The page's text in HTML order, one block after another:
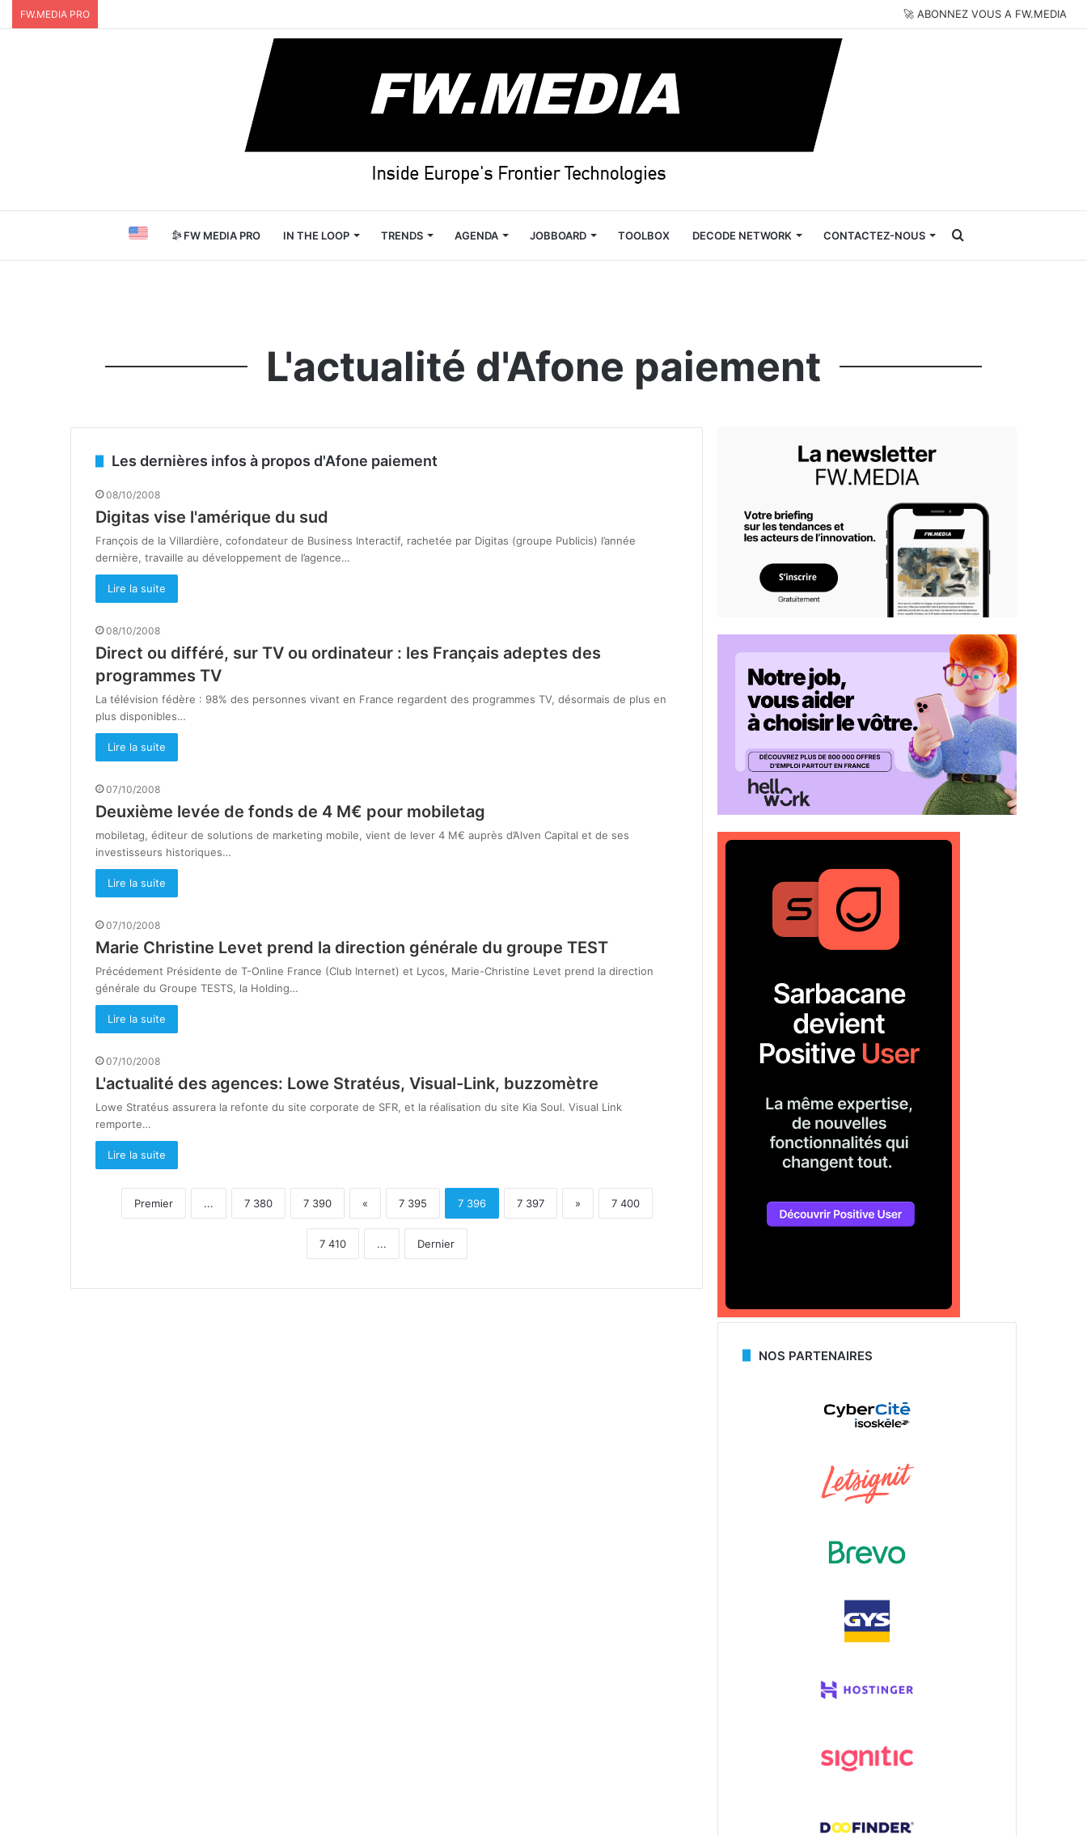
FW.MEDIA PRO 🚀 ABONNEZ VOUS A FW.MEDIA
FW MEDIA PRO IN THE LOOP TRENDS AGENDA JOBBOARD TOOLBOX DECODE NETWORK CONTACTEZ-NOUS Rechercher
L'actualité d'Afone paiement
Les dernières infos à propos d'Afone paiement
08/10/2008
Digitas vise l'amérique du sud
François de la Villardière, cofondateur de Business Interactif, rachetée par Digitas (groupe Publicis) l’année
dernière, travaille au développement de l’agence…
Lire la suite
08/10/2008
Direct ou différé, sur TV ou ordinateur : les Français adeptes des
programmes TV
La télévision fédère : 98% des personnes vivant en France regardent des programmes TV, désormais de plus en
plus disponibles…
Lire la suite
07/10/2008
Deuxième levée de fonds de 4 M€ pour mobiletag
mobiletag, éditeur de solutions de marketing mobile, vient de lever 4 M€ auprès d’Alven Capital et de ses
investisseurs historiques…
Lire la suite
07/10/2008
Marie Christine Levet prend la direction générale du groupe TEST
Précédement Présidente de T-Online France (Club Internet) et Lycos, Marie-Christine Levet prend la direction
générale du Groupe TESTS, la Holding…
Lire la suite
07/10/2008
L'actualité des agences: Lowe Stratéus, Visual-Link, buzzomètre
Lowe Stratéus assurera la refonte du site corporate de SFR, et la réalisation du site Kia Soul. Visual Link
remporte…
Lire la suite
Premier ... 7 380 7 390 « 7 395 7 396 7 397 » 7 400
7 410 ... Dernier
NOS PARTENAIRES